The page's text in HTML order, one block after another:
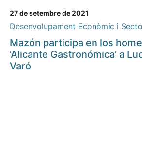
27 de setembre de 2021
Desenvolupament Econòmic i
Mazón participa en los
‘Alicante Gastronómica’ a
Varó